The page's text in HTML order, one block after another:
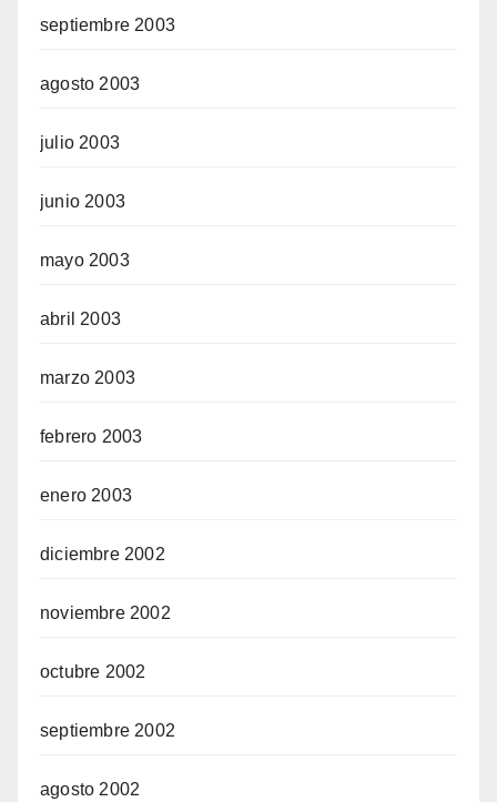
septiembre 2003
agosto 2003
julio 2003
junio 2003
mayo 2003
abril 2003
marzo 2003
febrero 2003
enero 2003
diciembre 2002
noviembre 2002
octubre 2002
septiembre 2002
agosto 2002